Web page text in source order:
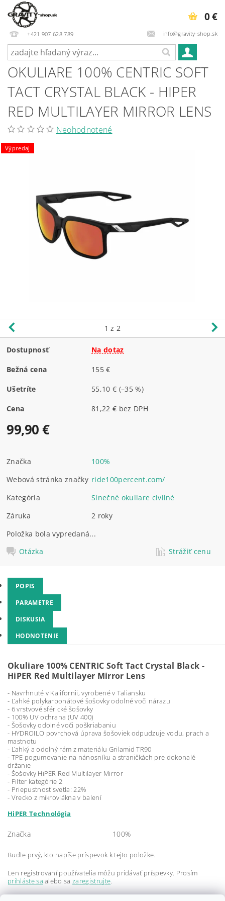
+421 907 628 789 info@gravity-shop.sk
0 €
OKULIARE 100% CENTRIC SOFT
TACT CRYSTAL BLACK - HIPER
RED MULTILAYER MIRROR LENS
Neohodnotené
Výpredaj
1 z 2
Dostupnosť Na dotaz
Bežná cena 155 €
Ušetríte 55,10 € (–35 %)
Cena 81,22 € bez DPH
99,90 €
Značka
100%
Webová stránka značky ride100percent.com/
Kategória
Slnečné okuliare civilné
Záruka
2 roky
Položka bola vypredaná...
Otázka
Strážiť cenu
POPIS
PARAMETRE
DISKUSIA
HODNOTENIE
Okuliare 100% CENTRIC Soft Tact Crystal Black -
HiPER Red Multilayer Mirror Lens
- Navrhnuté v Kalifornii, vyrobené v Taliansku
- Ľahké polykarbonátové šošovky odolné voči nárazu
- 6 vrstvové sférické šošovky
- 100% UV ochrana (UV 400)
- Šošovky odolné voči poškriabaniu
- HYDROILO povrchová úprava šošoviek odpudzuje vodu, prach a
mastnotu
- Ľahký a odolný rám z materiálu Grilamid TR90
- TPE pogumovanie na nánosníku a straničkách pre dokonalé
držanie
- Šošovky HiPER Red Multilayer Mirror
- Filter kategórie 2
- Priepustnosť svetla: 22%
- Vrecko z mikrovlákna v balení
HiPER Technológia
Značka 100%
Buďte prvý, kto napíše príspevok k tejto položke.
Len registrovaní používatelia môžu pridávať príspevky. Prosím
prihláste sa alebo sazaregistrujte.